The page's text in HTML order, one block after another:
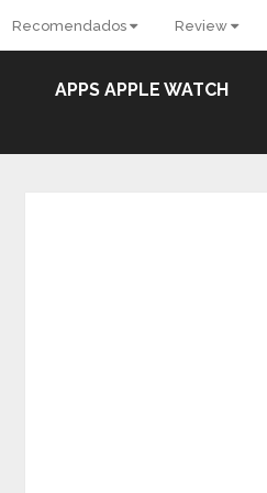
Recomendados Review
APPS APPLE WATCH